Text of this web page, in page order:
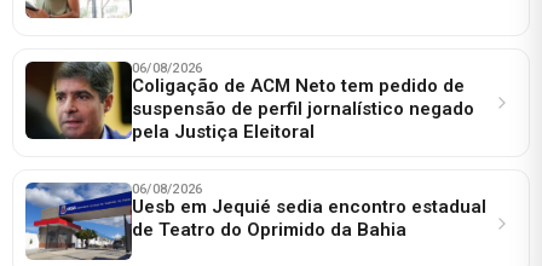
06/08/2026
Coligação de ACM Neto tem pedido de
suspensão de perfil jornalístico negado
pela Justiça Eleitoral
06/08/2026
Uesb em Jequié sedia encontro estadual
de Teatro do Oprimido da Bahia